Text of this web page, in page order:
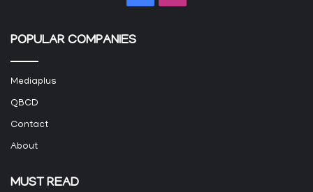
POPULAR COMPANIES
Mediaplus
QBCD
Contact
About
MUST READ